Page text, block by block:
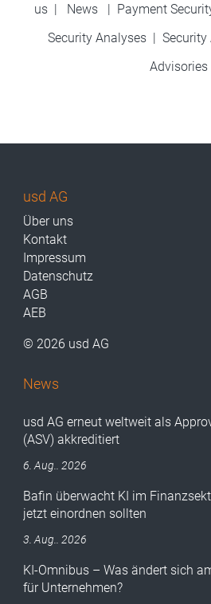
us | News | Payment
Security Analyses | Security
Advisories
usd AG
Über uns
Kontakt
Impressum
Datenschutz
AGB
AEB
© 2026 usd AG
News
usd AG erneut weltweit als
(ASV) akkreditiert
6. Aug.. 2026
Bafin überwacht KI im
jetzt einordnen sollten
3. Aug.. 2026
KI-Omnibus – Was ändert sich
für Unternehmen?